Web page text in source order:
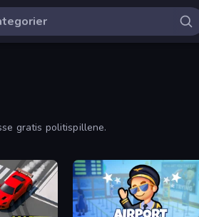
gratis politispillene.